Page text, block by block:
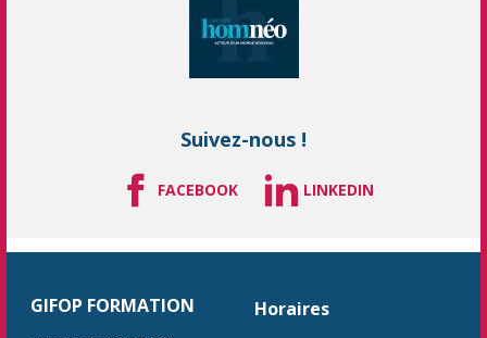
Suivez-nous !
FACEBOOK LINKEDIN
GIFOP FORMATION Horaires